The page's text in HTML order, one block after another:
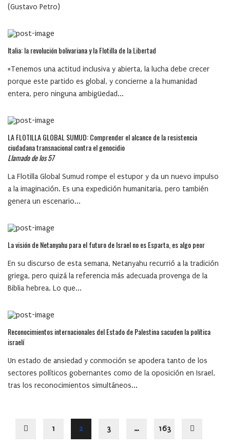
(Gustavo Petro)
Italia: la revolución bolivariana y la Flotilla de la Libertad
«Tenemos una actitud inclusiva y abierta, la lucha debe crecer
porque este partido es global, y concierne a la humanidad
entera, pero ninguna ambigüedad...
LA FLOTILLA GLOBAL SUMUD: Comprender el alcance de la resistencia
ciudadana transnacional contra el genocidio
Llamado de los 57
La Flotilla Global Sumud rompe el estupor y da un nuevo impulso
a la imaginación. Es una expedición humanitaria, pero también
genera un escenario...
La visión de Netanyahu para el futuro de Israel no es Esparta, es algo peor
En su discurso de esta semana, Netanyahu recurrió a la tradición
griega, pero quizá la referencia más adecuada provenga de la
Biblia hebrea. Lo que...
Reconocimientos internacionales del Estado de Palestina sacuden la política
israelí
Un estado de ansiedad y conmoción se apodera tanto de los
sectores políticos gobernantes como de la oposición en Israel,
tras los reconocimientos simultáneos...
1 2 3 … 163